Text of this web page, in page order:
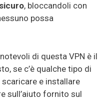
sicuro, bloccandoli con
possa
di questa VPN è il
se c’è qualche tipo di
e installare
sull’aiuto fornito sul